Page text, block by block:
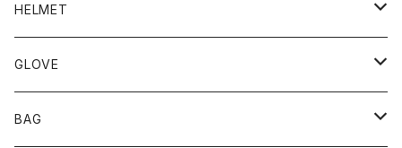
BLUCO
TOPS
BOTTOMS
UNCROWD
SHADE
CYCLE ZOMBIES
HELMET
BUCO
SHOEI
GLOVE
MECHANIX WEAR
BAG